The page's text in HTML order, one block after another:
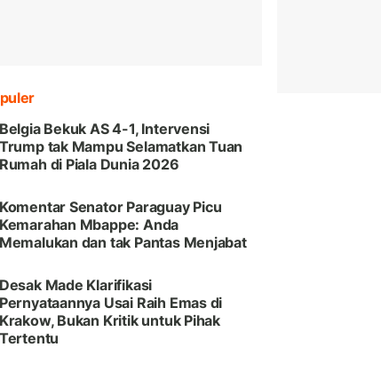
Belgia Bekuk AS 4-1, Intervensi
Trump tak Mampu Selamatkan Tuan
Rumah di Piala Dunia 2026
Komentar Senator Paraguay Picu
Kemarahan Mbappe: Anda
Memalukan dan tak Pantas Menjabat
Desak Made Klarifikasi
Pernyataannya Usai Raih Emas di
Krakow, Bukan Kritik untuk Pihak
Tertentu